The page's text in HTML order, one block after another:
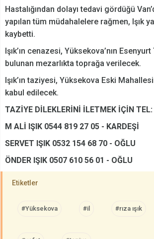
Hastalığından dolayı tedavi gördüğü
yapılan tüm müdahalelere rağmen, Işık
kaybetti.
Işık’ın cenazesi, Yüksekova’nın
bulunan mezarlıkta toprağa verilecek.
Işık’ın taziyesi, Yüksekova Eski
kabul edilecek.
TAZİYE DİLEKLERİNİ İLETMEK İÇİN TEL:
M ALİ IŞIK 0544 819 27 05 - KARDEŞİ
SERVET IŞIK 0532 154 68 70 - OĞLU
ÖNDER IŞIK 0507 610 56 01 - OĞLU
Etiketler
#Yüksekova #il #rıza ışık